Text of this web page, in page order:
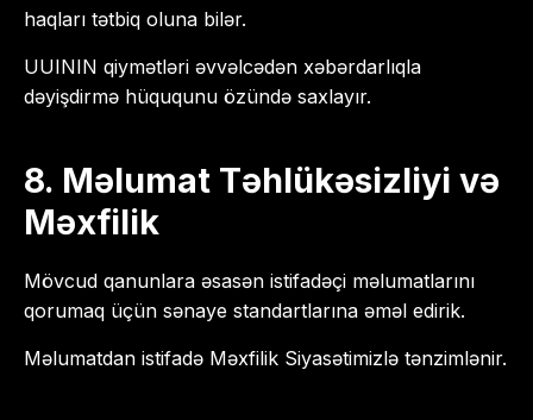
haqları tətbiq oluna bilər.
UUININ qiymətləri əvvəlcədən xəbərdarlıqla
dəyişdirmə hüququnu özündə saxlayır.
8. Məlumat Təhlükəsizliyi və
Məxfilik
Mövcud qanunlara əsasən istifadəçi məlumatlarını
qorumaq üçün sənaye standartlarına əməl edirik.
Məlumatdan istifadə Məxfilik Siyasətimizlə tənzimlənir.